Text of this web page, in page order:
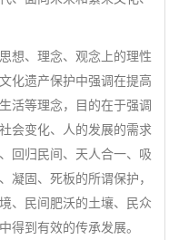
、理念、观念上的理性
化遗产保护中强调在提高
活等理念，目的在于强调
会变化、人的发展的需求
回归民间、天人合一、吸
凝固、死板的所谓保护，
、民间肥沃的土壤、民众
得到有效的传承发展。